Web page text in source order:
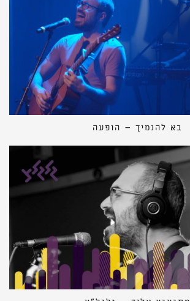
בא להנמיך – הופעה